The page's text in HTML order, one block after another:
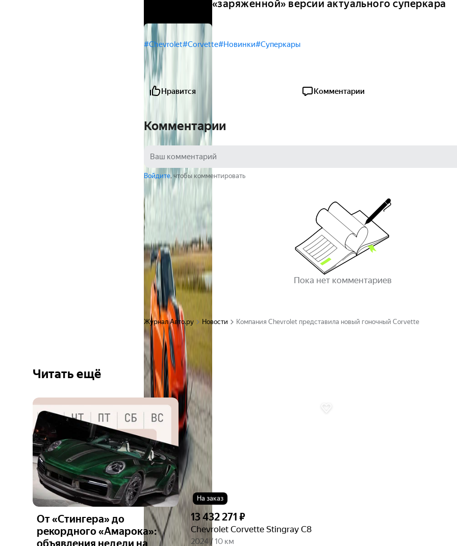
«заряженной» версии актуального суперкара
#Chevrolet#Corvette#Новинки#Суперкары
Нравится Комментарии
Комментарии
Войдите, чтобы комментировать
Пока нет комментариев
Журнал Авто.ру Новости Компания Chevrolet представила новый гоночный Corvette
Читать ещё
От «Стингера» до
рекордного «Амарока»:
На заказ
Ещё 6
фото
13 432 271 ₽
Chevrolet Corvette Stingray C8
2024 / 10 км